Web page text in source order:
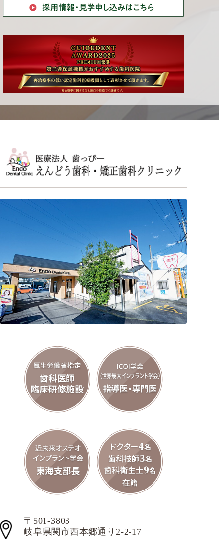
〒501-3803
岐阜県関市西本郷通り2-2-17